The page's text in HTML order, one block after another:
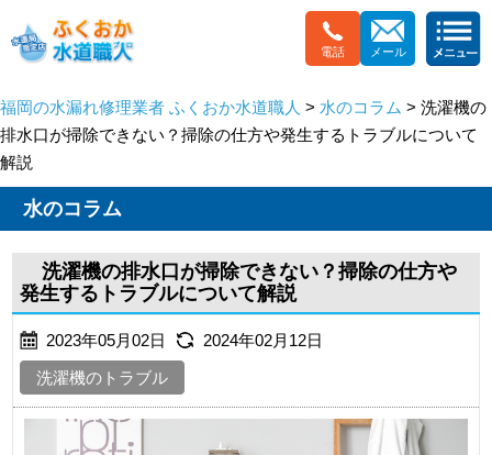
電話 メール
福岡の水漏れ修理業者 ふくおか水道職人 > 水のコラム > 洗濯機の
排水口が掃除できない？掃除の仕方や発生するトラブルについて
解説
水のコラム
洗濯機の排水口が掃除できない？掃除の仕方や
発生するトラブルについて解説
2023年05月02日
2024年02月12日
洗濯機のトラブル